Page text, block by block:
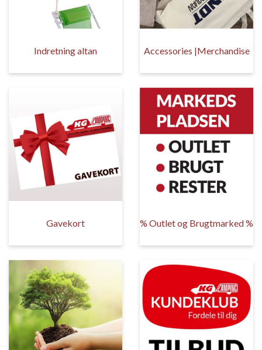
Indretning altan Accessories |Merchandise
Gavekort % Outlet og Brugtmarked %